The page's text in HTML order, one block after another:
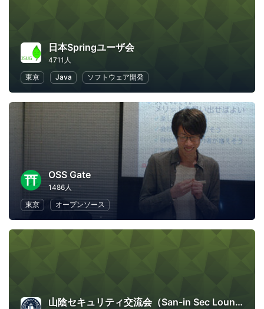
日本Springユーザ会
4711人
東京
Java ソフトウェア開発
OSS Gate
1486人
東京
オープンソース
山陰セキュリティ交流会（San-in Sec Lounge）